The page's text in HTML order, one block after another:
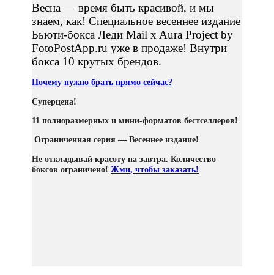
Весна — время быть красивой, и мы
знаем, как! Специальное весеннее издание
Бьюти-бокса Леди Mail x Aura Project by
FotoPostApp.ru уже в продаже! Внутри
бокса 10 крутых брендов.
Почему нужно брать прямо сейчас?
Суперцена!
11 полноразмерных и мини-форматов бестселлеров!
Ограниченная серия — Весеннее издание!
Не откладывай красоту на завтра. Количество
боксов ограничено! Жми, чтобы заказать!